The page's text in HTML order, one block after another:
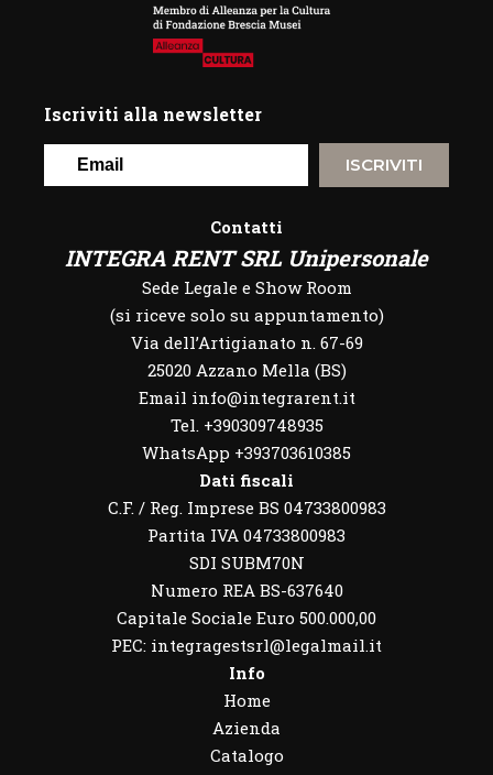
Iscriviti alla newsletter
ISCRIVITI
Contatti
INTEGRA RENT SRL Unipersonale
Sede Legale e Show Room
(si riceve solo su appuntamento)
Via dell’Artigianato n. 67-69
25020 Azzano Mella (BS)
Email info@integrarent.it
Tel. +390309748935
WhatsApp +393703610385
Dati fiscali
C.F. / Reg. Imprese BS 04733800983
Partita IVA 04733800983
SDI SUBM70N
Numero REA BS-637640
Capitale Sociale Euro 500.000,00
PEC: integragestsrl@legalmail.it
Info
Home
Azienda
Catalogo